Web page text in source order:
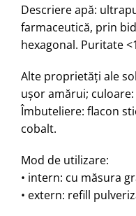
Descriere apă:
farmaceutică, prin
hexagonal. Puritate
Alte proprietăţi ale
uşor amărui;
Îmbuteliere: flacon
cobalt.
Mod de utilizare:
• intern: cu măsura
• extern: refill